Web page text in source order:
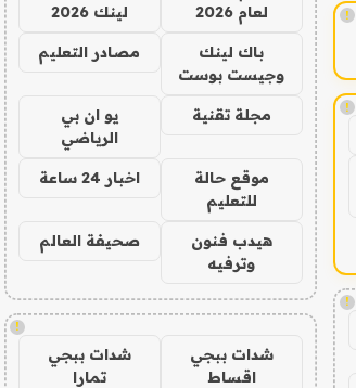
!
!
!
لعام 2026
لينك 2026
باك لينك
وجيست بوست
مصادر التعليم
مجلة تقنية
يو ان بي
الرياضي
موقع حالة
للتعليم
اخبار 24 ساعة
هيدب فنون
وترفيه
صحيفة العالم
!
شدات ببجي
اقساط
شدات ببجي
تمارا